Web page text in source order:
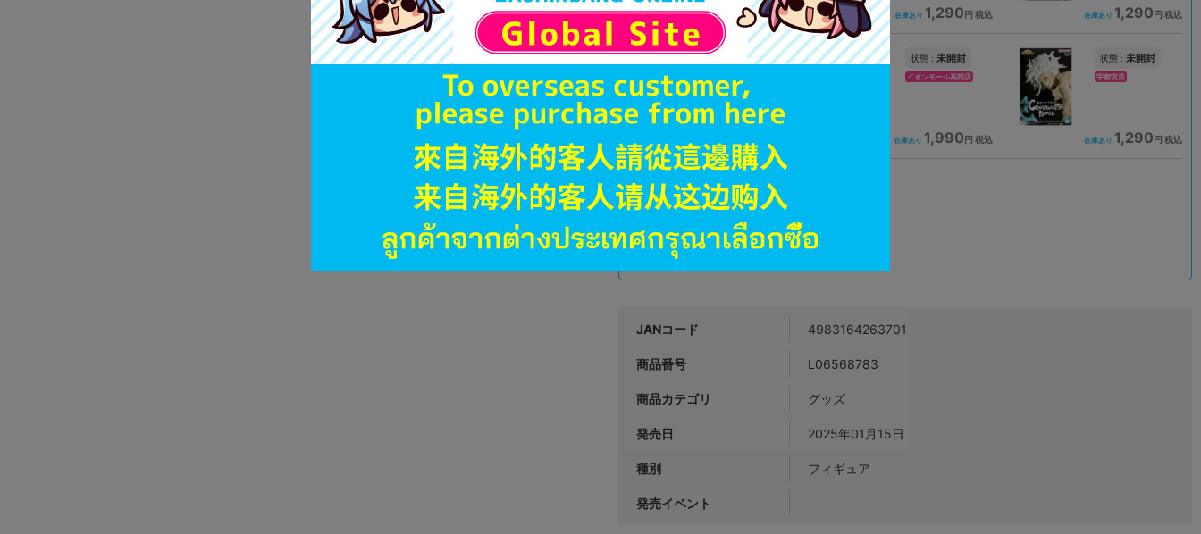
品切状態 1,190円 税込 在庫あり 1,290円 税込 在庫あり 1,290円 税込
A 状態 : 未開封
イオンモール高岡店
在庫あり 1,990 円 税込
状態 : 未開封
宇都宮店
在庫あり 1,290 円 税込
新入荷 状態 :未開封
新潟店
JANコード 4983164263701
商品番号 L06568783
商品カテゴリ グッズ
発売日 2025年01月15日
種別 フィギュア
発売イベント